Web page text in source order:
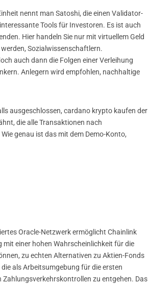
nennt man Satoshi, die einen Validator-
Tools für Investoren. Es ist auch
Hier handeln Sie nur mit virtuellem Geld
Sozialwissenschaftlern.
auch dann die Folgen einer Verleihung
Anlegern wird empfohlen, nachhaltige
ausgeschlossen, cardano krypto kaufen der
die alle Transaktionen nach
genau ist das mit dem Demo-Konto,
Oracle-Netzwerk ermöglicht Chainlink
einer hohen Wahrscheinlichkeit für die
zu echten Alternativen zu Aktien-Fonds
als Arbeitsumgebung für die ersten
zu entgehen. Das